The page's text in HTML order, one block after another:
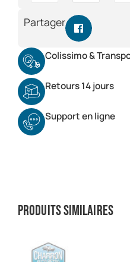
Partager
Colissimo &
Retours 14 jours
Support en ligne
Produits similaires